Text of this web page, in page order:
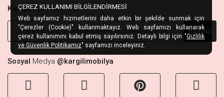
KampanyaHabercisi
Kaydol
Sosyal Medya @kargilimobilya
ÇEREZ KULLANIMI BİLGİLENDİRMESİ
Web sayfamız hizmetlerini daha etkin bir şekilde sunmak için
"Çerezler (Cookie)" kullanmaktayız. Web sayfamızı kullanarak
çerez kullanımını kabul etmiş sayılırsınız. Detaylı bilgi için "Gizlilik
ve Güvenlik Politikamız" sayfamızı inceleyiniz.